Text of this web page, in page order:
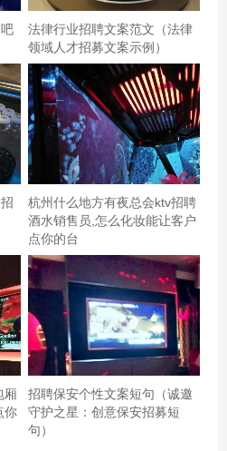
装修非常有风格。唱歌设备很
非常好的环境。。杭州哪个区
宾,招聘联系方式是什么
法律行业招聘文案范文（法律
领域人才招募文案示例）
杭州什么地方有夜总会ktv招聘
酒水销售员,怎么化妆能让客户
点你的台
厢
你
招聘保安个性文案短句（诚邀
守护之星：创意保安招募短
句）